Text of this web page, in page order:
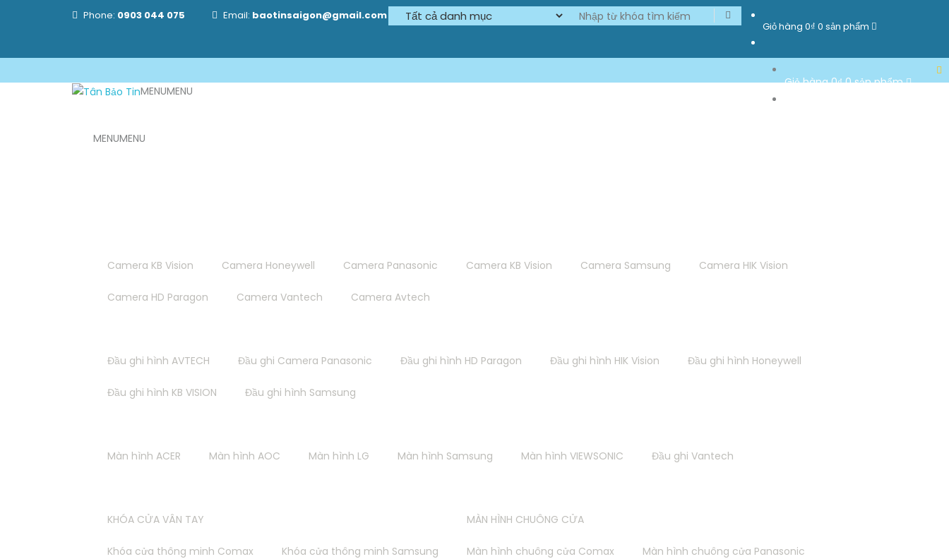
Phone: 0903 044 075 Email: baotinsaigon@gmail.com
Giỏ hàng 0₫ 0 sản phẩm
Giỏ hàng0₫ 0 sản phẩm
MENUMENU
Camera KB Vision Camera Honeywell Camera Panasonic Camera KB Vision Camera Samsung Camera HIK Vision
Camera HD Paragon Camera Vantech Camera Avtech
Đầu ghi hình AVTECH Đầu ghi Camera Panasonic Đầu ghi hình HD Paragon Đầu ghi hình HIK Vision Đầu ghi hình Honeywell
Đầu ghi hình KB VISION Đầu ghi hình Samsung
Màn hình ACER Màn hình AOC Màn hình LG Màn hình Samsung Màn hình VIEWSONIC Đầu ghi Vantech
KHÓA CỬA VÂN TAY
Khóa cửa thông minh Comax Khóa cửa thông minh Samsung
MÀN HÌNH CHUÔNG CỬA
Màn hình chuông cửa Comax Màn hình chuông cửa Panasonic
MENUMENU